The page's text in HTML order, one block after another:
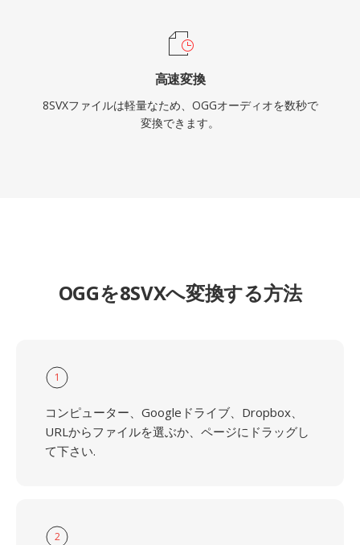
高速変換
8SVXファイルは軽量なため、OGGオーディオを数秒で
変換できます。
OGGを8SVXへ変換する方法
1
コンピューター、Googleドライブ、Dropbox、
URLからファイルを選ぶか、ページにドラッグし
て下さい.
2